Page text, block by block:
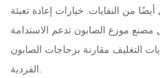
من النفايات. خيارات إعادة تعبئة
مصنع موزع الصابون تدعم الاستدامة
التغليف مقارنة بزجاجات الصابون
الفردية.